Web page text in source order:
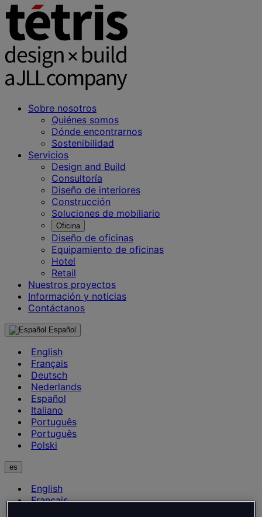
Sobre nosotros
Quiénes somos
Dónde encontrarnos
Sostenibilidad
Servicios
Design and Build
Consultoría
Diseño de interiores
Construcción
Soluciones de mobiliario
Oficina
Diseño de oficinas
Equipamiento de oficinas
Hotel
Retail
Nuestros proyectos
Información y noticias
Contáctanos
Español
English
Français
Deutsch
Nederlands
Español
Italiano
Português
Português
Polski
es
English
Français